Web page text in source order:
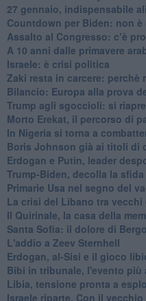
27 gennaio, indispensabile
Countdown per Biden: non
Assalto al Congresso: c’è
A 10 anni dalle primavere
Israele: è crisi politica
Zaki resta in carcere: perchè
Bilancio: Europa alla prova
Trump agli sgoccioli: si
Morto Erekat, il percorso di
In Nigeria si torna a
Boris Johnson già ai titoli di
Erdogan e Putin, leader
Trump-Biden, decolla la sfida
Primarie Usa nel segno del
La crisi del Libano tra
Il Quirinale, la casa della
Santa Sofia: il dolore di
L'addio a ​Zeev Sternhell
Erdogan, al-Sisi e il gioco
Bibi in tribunale, l'evento più
Libia, tensione pronta a
Israele riparte. Con il